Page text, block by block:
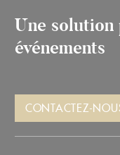
Une solution
événements
CONTACTEZ-